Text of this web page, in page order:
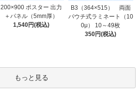
200×900 ポスター 出力
＋パネル（5mm厚）
1,540円(税込)
B3（364×515） 両面
パウチ式ラミネート（10
0μ） 10～49枚
350円(税込)
もっと見る